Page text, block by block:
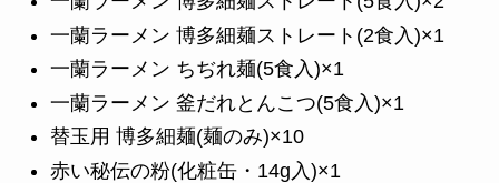
一蘭ラーメン 博多細麺ストレート(2食入)×1
一蘭ラーメン ちぢれ麺(5食入)×1
一蘭ラーメン 釜だれとんこつ(5食入)×1
替玉用 博多細麺(麺のみ)×10
赤い秘伝の粉(化粧缶・14g入)×1